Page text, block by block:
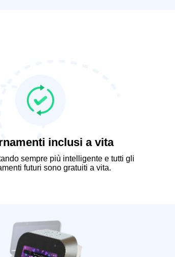
inclusi a vita
sempre più intelligente e tutti gli
futuri sono gratuiti a vita.